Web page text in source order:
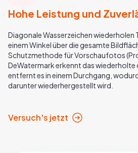
Hohe Leistung und
Diagonale Wasserzeichen wiederholen
einem Winkel über die gesamte
Schutzmethode für Vorschaufotos
DeWatermark erkennt das wiederholte
entfernt es in einem Durchgang,
darunter wiederhergestellt wird.
Versuch's jetzt